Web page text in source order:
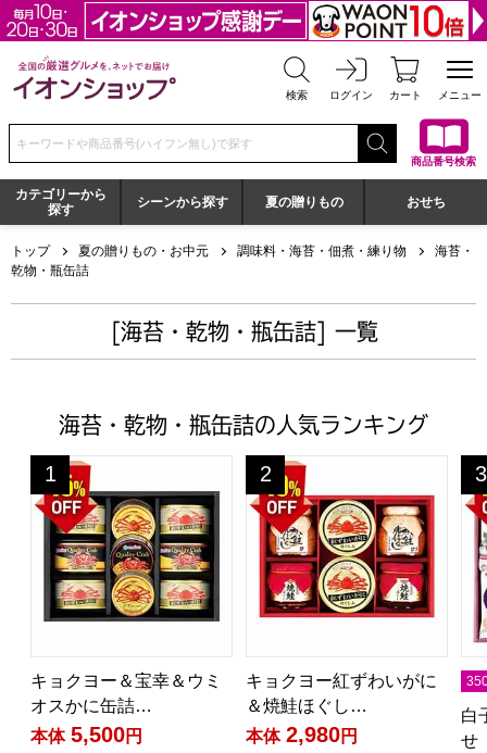
全国の厳選グルメを、ネットでお届け イオンショップ
検索 ログイン カート メニュー
検索キーワードまたは商品番号を入力してください
商品番号検索
カテゴリーから
探す
シーンから探す 夏の贈りもの おせち
トップ 夏の贈りもの・お中元 調味料・海苔・佃煮・練り物
海苔・
乾物・瓶缶詰
[海苔・乾物・瓶缶詰] 一覧
海苔・乾物・瓶缶詰の人気ランキング
キョクヨー＆宝幸＆ウミオスかに缶詰ギフト【夏の贈り
1
位
キョクヨー＆宝幸＆ウミ
オスかに缶詰…
本体 5,500円
キョクヨー紅ずわいがに＆焼
2
位
キョクヨー紅ずわいがに
＆焼鮭ほぐし…
本体 2,980円
3
位
白
せ